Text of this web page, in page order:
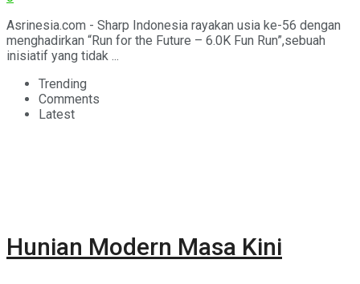
Asrinesia.com - Sharp Indonesia rayakan usia ke-56 dengan
menghadirkan “Run for the Future – 6.0K Fun Run”,sebuah
inisiatif yang tidak ...
Trending
Comments
Latest
Hunian Modern Masa Kini